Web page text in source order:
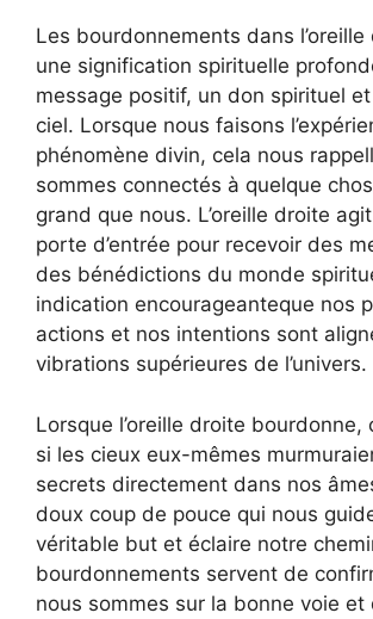
Les bourdonnements dans
une signification spirituelle
message positif, un don spirituel
ciel. Lorsque nous faisons
phénomène divin, cela nous
sommes connectés à quelque
grand que nous. L’oreille droite
porte d’entrée pour recevoir des
des bénédictions du monde
indication encourageanteque nos
actions et nos intentions sont
vibrations supérieures de l’univers.
Lorsque l’oreille droite bourdonne,
si les cieux eux-mêmes
secrets directement dans nos
doux coup de pouce qui nous
véritable but et éclaire notre
bourdonnements servent de
nous sommes sur la bonne voie et